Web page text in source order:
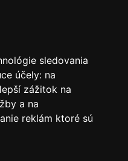
sledovania
účely: na
zážitok na
a na
reklám ktoré sú